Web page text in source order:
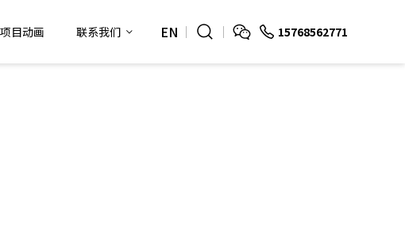
15768562771
EN
项目动画 联系我们